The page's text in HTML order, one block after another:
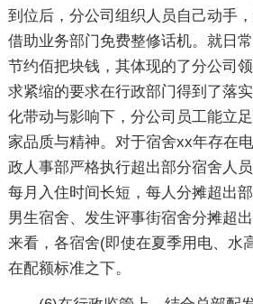
到位后，分公司组织人员自己动手
借助业务部门免费整修话机。就日
节约佰把块钱，其体现的了分公司
求紧缩的要求在行政部门得到了落
化带动与影响下，分公司员工能立
家品质与精神。对于宿舍xx年存在
政人事部严格执行超出部分宿舍人
每月入住时间长短，每人分摊超出
男生宿舍、发生评事街宿舍分摊超
来看，各宿舍(即使在夏季用电、水
在配额标准之下。